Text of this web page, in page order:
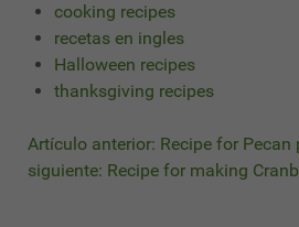
cooking recipes
recetas en ingles
Halloween recipes
thanksgiving recipes
Artículo anterior: Recipe for Pecan
siguiente: Recipe for making